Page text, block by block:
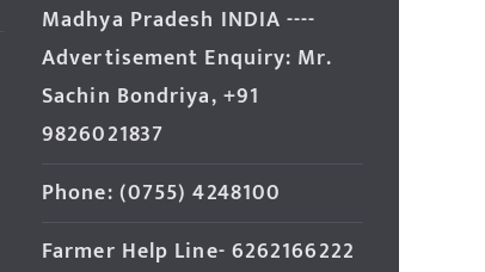
Madhya Pradesh INDIA ----
Advertisement Enquiry: Mr.
Sachin Bondriya, +91
9826021837
Phone: (0755) 4248100
Farmer Help Line- 6262166222